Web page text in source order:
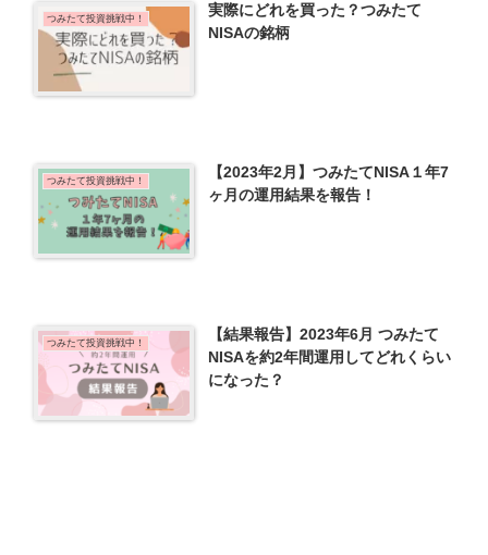
つみたて投資挑戦中！
実際にどれを買った？つみたて
NISAの銘柄
つみたて投資挑戦中！
【2023年2月】つみたてNISA１年7
ヶ月の運用結果を報告！
つみたて投資挑戦中！
【結果報告】2023年6月 つみたて
NISAを約2年間運用してどれくらい
になった？